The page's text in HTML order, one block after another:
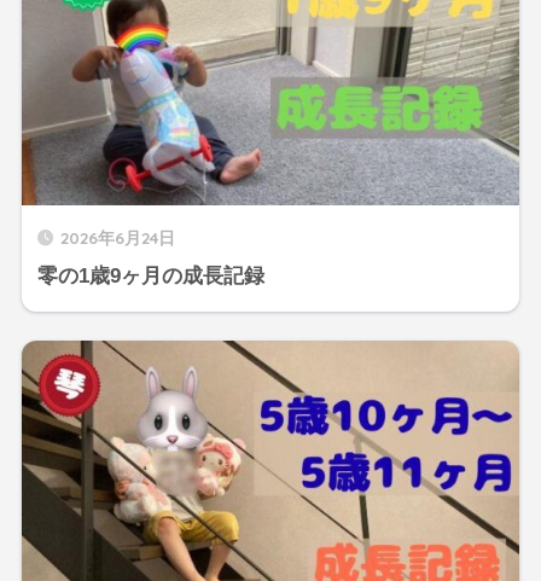
2026年6月24日
零の1歳9ヶ月の成長記録